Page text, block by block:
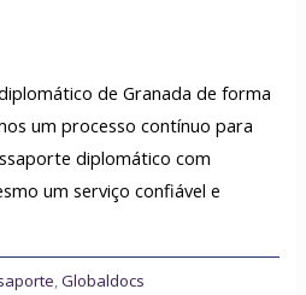
de Granada de forma
um processo contínuo para
diplomático com
um serviço confiável e
,Globaldocs